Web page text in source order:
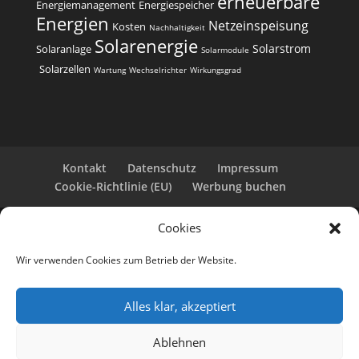
Cookies
Wir verwenden Cookies zum Betrieb der Website.
Alles klar, akzeptiert
Ablehnen
e
:
Energiemanagement Energiespeicher
Energien Kosten Nachhaltigkeit Netzeinspeisung
Solaranlage Solarenergie Solarmodule Solarstrom
Solarzellen Wartung Wechselrichter Wirkungsgrad
Kontakt Datenschutz
Impressum
Cookie-Richtlinie (EU)
Werbung buchen
Copyright 2025-2026 | Web24 Consulting AVO UG |
Webseite mit Infos rund um PV-Anlagen und einem
Anbieterverzeichnis. Wir selbst sind kein Solarteur.
Wenn Sie bei den Werbepartnern ein Angebot
anfordern oder eine PV-Anlage bestellen, erhalten
wir ggf. eine Werbevergütung vom jeweiligen